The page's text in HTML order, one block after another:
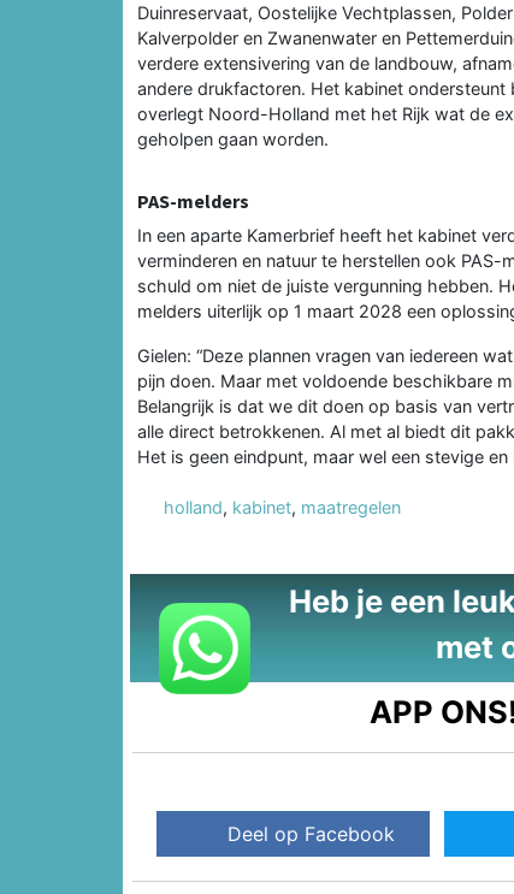
Duinreservaat, Oostelijke Vechtplassen,
Kalverpolder en Zwanenwater en
verdere extensivering van de landbouw,
andere drukfactoren. Het kabinet ondersteunt
overlegt Noord-Holland met het Rijk wat de
geholpen gaan worden.
PAS-melders
In een aparte Kamerbrief heeft het kabinet
verminderen en natuur te herstellen ook
schuld om niet de juiste vergunning hebben.
melders uiterlijk op 1 maart 2028 een
Gielen: “Deze plannen vragen van iedereen
pijn doen. Maar met voldoende beschikbare
Belangrijk is dat we dit doen op basis van
alle direct betrokkenen. Al met al biedt dit
Het is geen eindpunt, maar wel een stevige
holland, kabinet, maatregelen
Heb je een
met
APP
Deel op Facebook